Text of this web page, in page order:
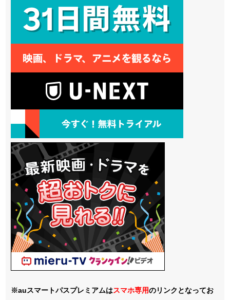
※auスマートパスプレミアムはスマホ専用のリンクとなってお